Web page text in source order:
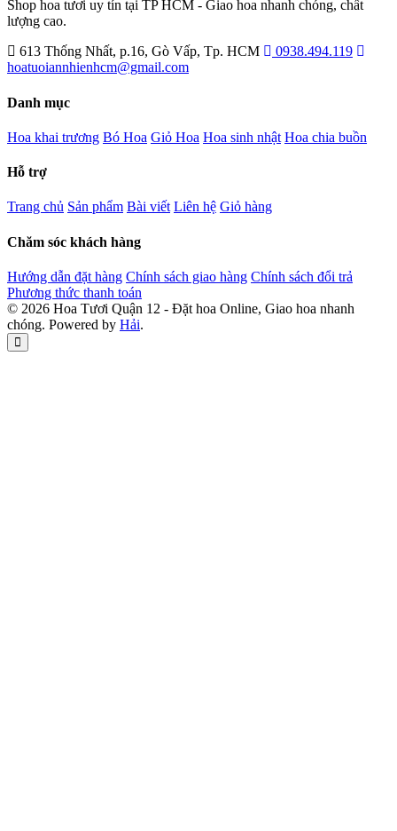
Shop hoa tươi uy tín tại TP HCM - Giao hoa nhanh chóng, chất
lượng cao.
613 Thống Nhất, p.16, Gò Vấp, Tp. HCM
0938.494.119
hoatuoiannhienhcm@gmail.com
Danh mục
Hoa khai trương Bó Hoa Giỏ Hoa Hoa sinh nhật Hoa chia buồn
Hỗ trợ
Trang chủ Sản phẩm Bài viết Liên hệ Giỏ hàng
Chăm sóc khách hàng
Hướng dẫn đặt hàng Chính sách giao hàng Chính sách đổi trả
Phương thức thanh toán
© 2026 Hoa Tươi Quận 12 - Đặt hoa Online, Giao hoa nhanh
chóng. Powered by Hải.